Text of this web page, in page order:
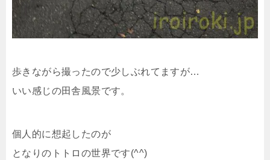
歩きながら撮ったので少しぶれてますが…
いい感じの田舎風景です。
個人的に想起したのが
となりのトトロの世界です(^^)